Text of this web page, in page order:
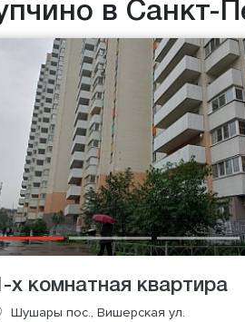
в Санкт-
х комнатная квартира
Шушары пос., Вишерская ул.